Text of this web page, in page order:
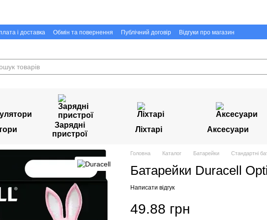
і доставка Обмін та повернення Публічний договір
Відгуки про магазин
Зарядні
пристрої
Ліхтарі Аксесуари
Головна Каталог Батарейки Стандартні
Батарейки Duracell
Написати відгук
49.88 грн